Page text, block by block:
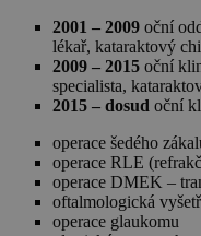
2001 – 2009 oční
lékař, kataraktový
2009 – 2015 oční
specialista,
2015 – dosud oční
operace šedého
operace RLE
operace DMEK –
oftalmologická
operace glaukomu